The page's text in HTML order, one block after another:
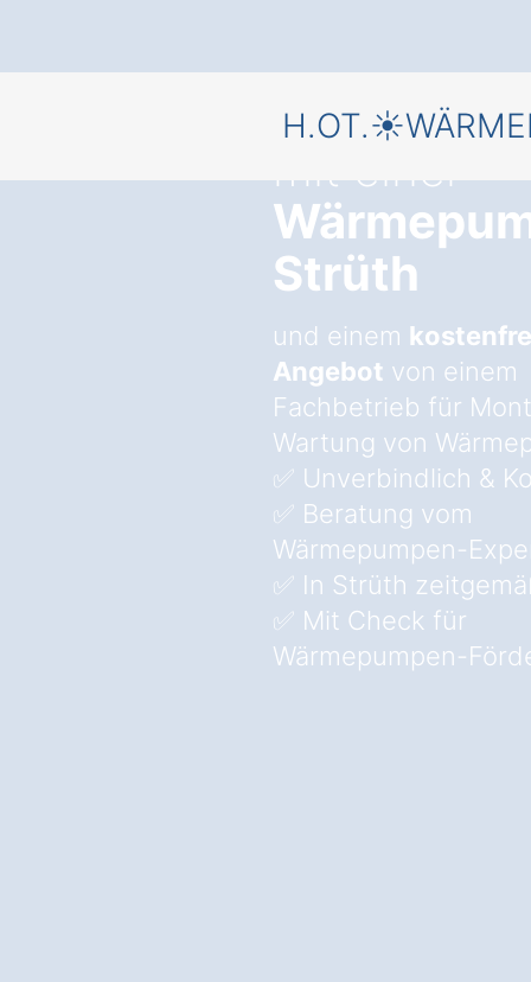
Starten
mit einer
Strüth
und einem
Angebot von einem
Fachbetrieb für
Wartung von
✅ Unverbindlich &
✅ Beratung vom
Wärmepumpen-
✅ In Strüth
✅ Mit Check für
Wärmepumpen-